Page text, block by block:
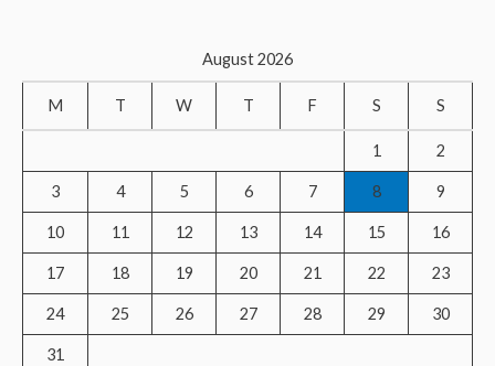
c
o
August 2026
M T W T F S S
1 2
3 4 5 6 7 8 9
10 11 12 13 14 15 16
17 18 19 20 21 22 23
24 25 26 27 28 29 30
31